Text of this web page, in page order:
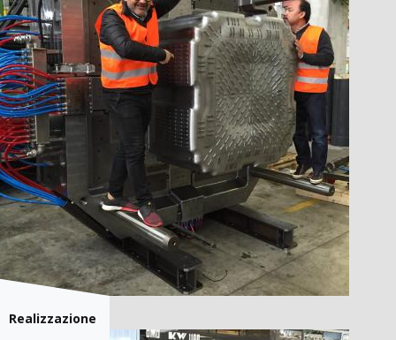
Realizzazione